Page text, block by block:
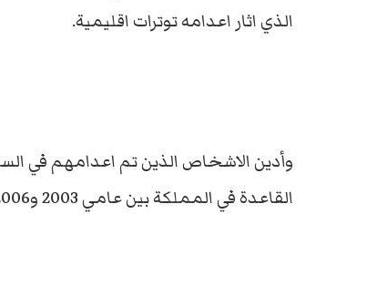
الذي اثار اعدامه توترات اقليمية.
القاعدة في المملكة بين عامي 2003 و2006 وأسفرت عن مقتل المئات من المحليين والأجانب.